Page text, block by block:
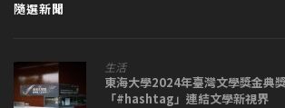
隨選新聞
生活
東海大學2024年臺灣文學獎金典
「#hashtag」連結文學新視界